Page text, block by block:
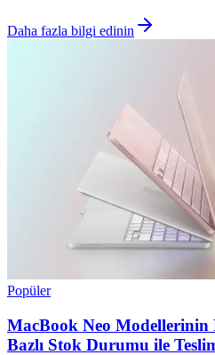
Daha fazla bilgi edinin
Popüler
MacBook Neo Modellerinin
Bazlı Stok Durumu ile